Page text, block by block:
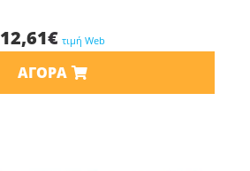
12,61€ τιμή Web
ΑΓΟΡΆ